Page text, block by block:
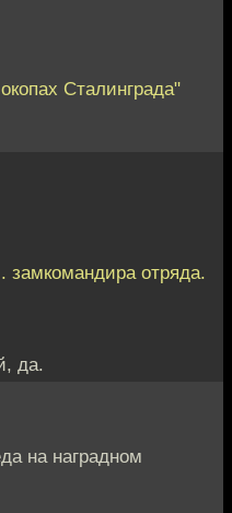
Сталинграда"
замкомандира отряда.
да.
на наградном